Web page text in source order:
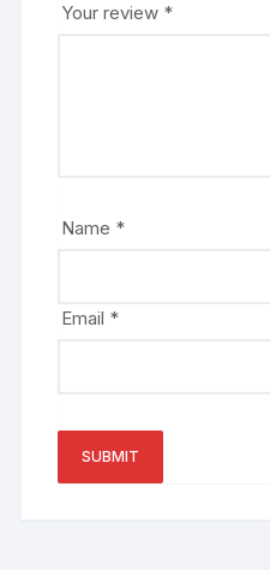
Your review *
Name *
Email *